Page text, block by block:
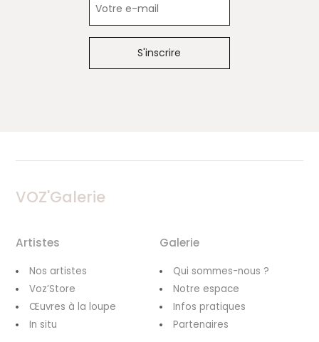
VOZ'Galerie
Artistes
Nos artistes
Voz’Store
Œuvres à la loupe
In situ
Galerie
Qui sommes-nous ?
Notre espace
Infos pratiques
Partenaires